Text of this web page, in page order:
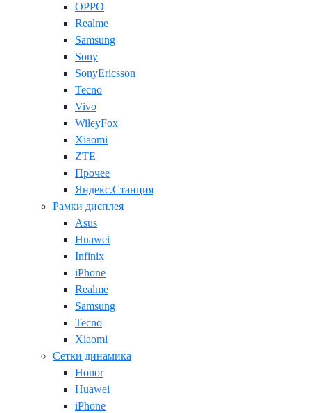
OPPO
Realme
Samsung
Sony
SonyEricsson
Tecno
Vivo
WileyFox
Xiaomi
ZTE
Прочее
Яндекс.Станция
Рамки дисплея
Asus
Huawei
Infinix
iPhone
Realme
Samsung
Tecno
Xiaomi
Сетки динамика
Honor
Huawei
iPhone